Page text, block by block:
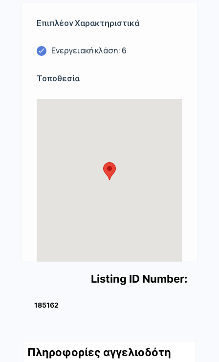
Επιπλέον Χαρακτηριστικά
Ενεργειακή κλάση: 6
Τοποθεσία
Listing ID Number:
185162
Πληροφορίες αγγελιοδότη